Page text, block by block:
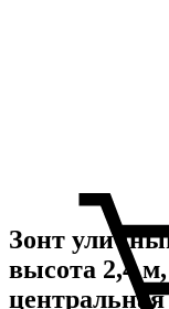
Зонт
высота 2,4